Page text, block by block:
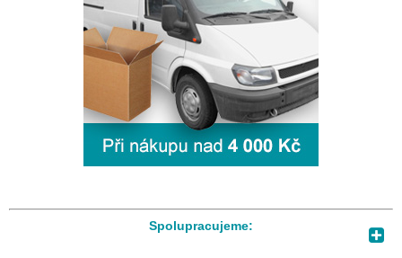
Spolupracujeme: